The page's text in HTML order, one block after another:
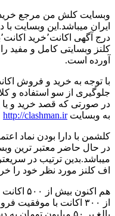
وبسایت کلش من مرجع
ایران میباشد.این وبسایت
آورده است.
با توجه به خرید و فروش
در صورتی که قصد خرید و یا
به وبسایتhttp://clashman.ir
کلشمن با دارا بودن نماد
در حال حاضر معتبر ترین
میباشد.بدین ترتیب در
اف کلنز مورد نظر خود را
هم
از ۳۰۰ اکانت با